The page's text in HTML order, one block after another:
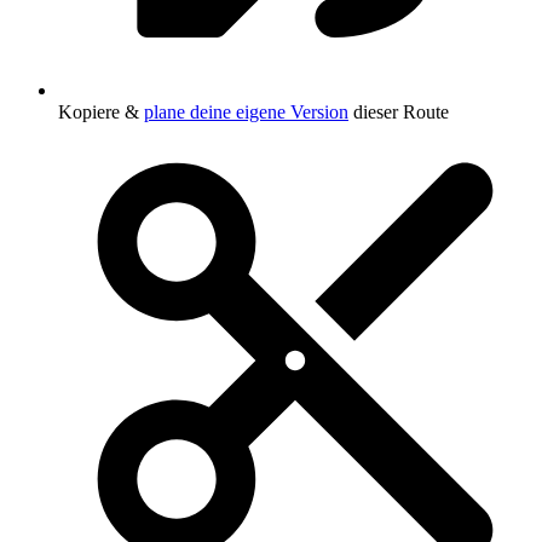
Kopiere & plane deine eigene Version dieser Route